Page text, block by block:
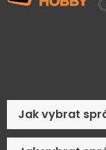
Jak vybrat